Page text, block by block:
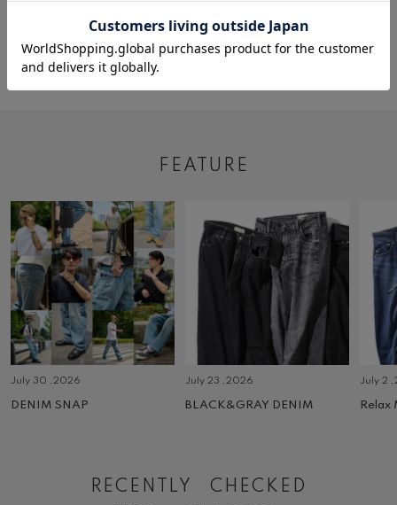
5
FEATURE
July 30 ,2026
DENIM SNAP
July 23 ,2026
BLACK&GRAY DENIM
July 2
Relax
RECENTLY CHECKED